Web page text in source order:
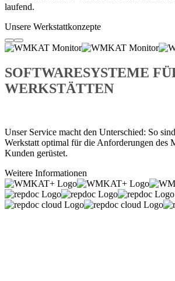
laufend.
Unsere Werkstattkonzepte
SOFTWARESYSTEME
WERKSTÄTTEN
Unser Service macht den Unterschied: So
Werkstatt optimal für die Anforderungen des
Kunden gerüstet.
Weitere Informationen